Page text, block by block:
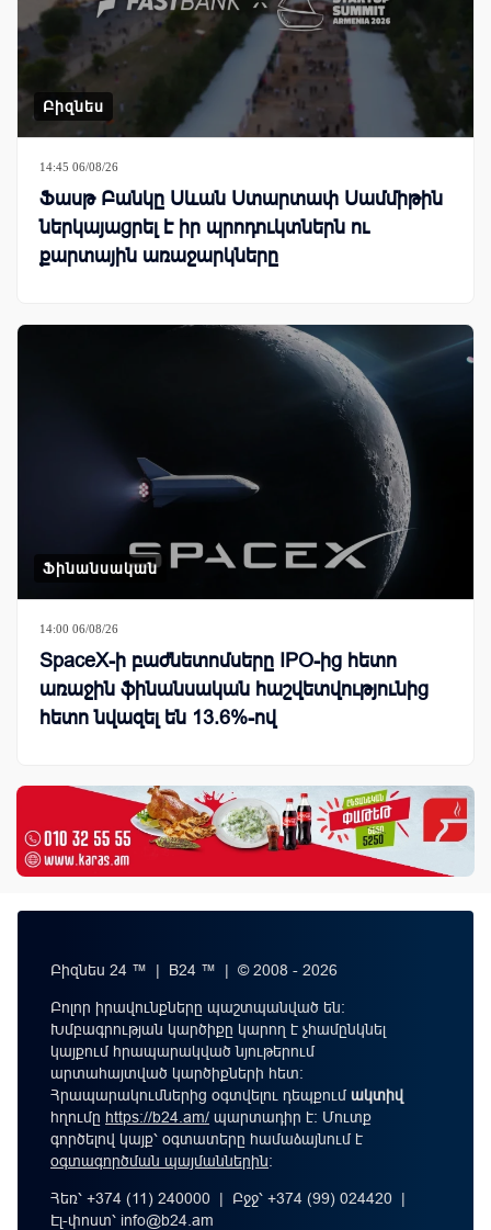
Բիզնես
14:45 06/08/26
Ֆասթ Բանկը Սևան Ստարտափ Սամմիթին
ներկայացրել է իր պրոդուկտներն ու
քարտային առաջարկները
Ֆինանսական
14:00 06/08/26
SpaceX-ի բաժնետոմսերը IPO-ից հետո
առաջին ֆինանսական հաշվետվությունից
հետո նվազել են 13.6%-ով
Բիզնես 24 ™ | B24 ™ | © 2008 - 2026
Բոլոր իրավունքները պաշտպանված են:
Խմբագրության կարծիքը կարող է չհամընկնել
կայքում հրապարակված նյութերում
արտահայտված կարծիքների հետ:
Հրապարակումներից օգտվելու դեպքումակտիվ
հղումը https://b24.am/ պարտադիր է: Մուտք
գործելով կայք՝ օգտատերը համաձայնում է
օգտագործման պայմաններին։
Հեռ՝ +374 (11) 240000 | Բջջ՝ +374 (99) 024420 |
Էլ-փոստ՝ info@b24.am